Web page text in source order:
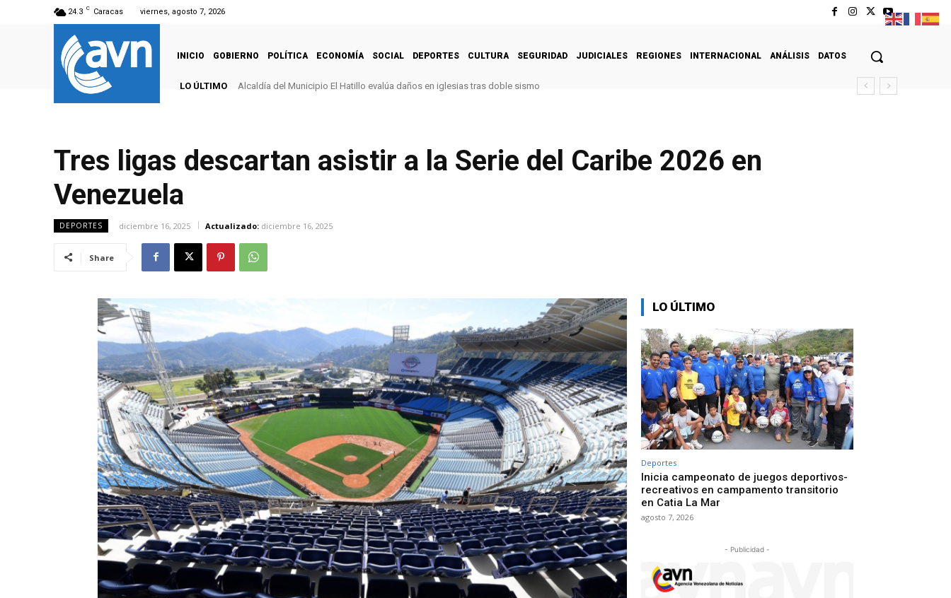
24.3 C Caracas viernes, agosto 7, 2026
INICIO GOBIERNO POLÍTICA ECONOMÍA SOCIAL DEPORTES CULTURA SEGURIDAD JUDICIALES REGIONES INTERNACIONAL ANÁLISIS DATOS
LO ÚLTIMO Alcaldía del Municipio El Hatillo evalúa daños en iglesias tras doble sismo
Venezuela se consolida como el quinto destino de las exportaciones colombianas
Tres ligas descartan asistir a la Serie del Caribe 2026 en
Venezuela
DEPORTES diciembre 16, 2025 Actualizado: diciembre 16, 2025
Share
LO ÚLTIMO
Deportes
Inicia campeonato de juegos deportivos-
recreativos en campamento transitorio
en Catia La Mar
agosto 7, 2026
- Publicidad -